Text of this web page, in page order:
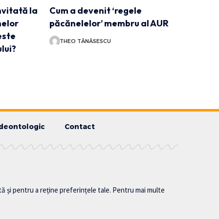
la
Cum a devenit ‘regele
păcănelelor’ membru al AUR
THEO TĂNĂSESCU
Contact
și pentru a reține preferințele tale. Pentru mai multe